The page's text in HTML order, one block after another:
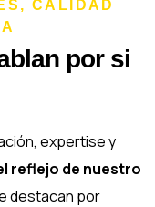
CALIDAD
por si
expertise y
reflejo de nuestro
destacan por